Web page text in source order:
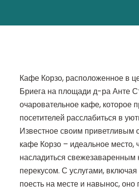
Кафе Корзо, расположенное в
Бриега на площади д-ра Анте
очаровательное кафе, которое
посетителей расслабиться в
Известное своим приветливым
кафе Корзо – идеальное место,
насладиться свежезаваренным
перекусом. С услугами,
поесть на месте и навынос, оно